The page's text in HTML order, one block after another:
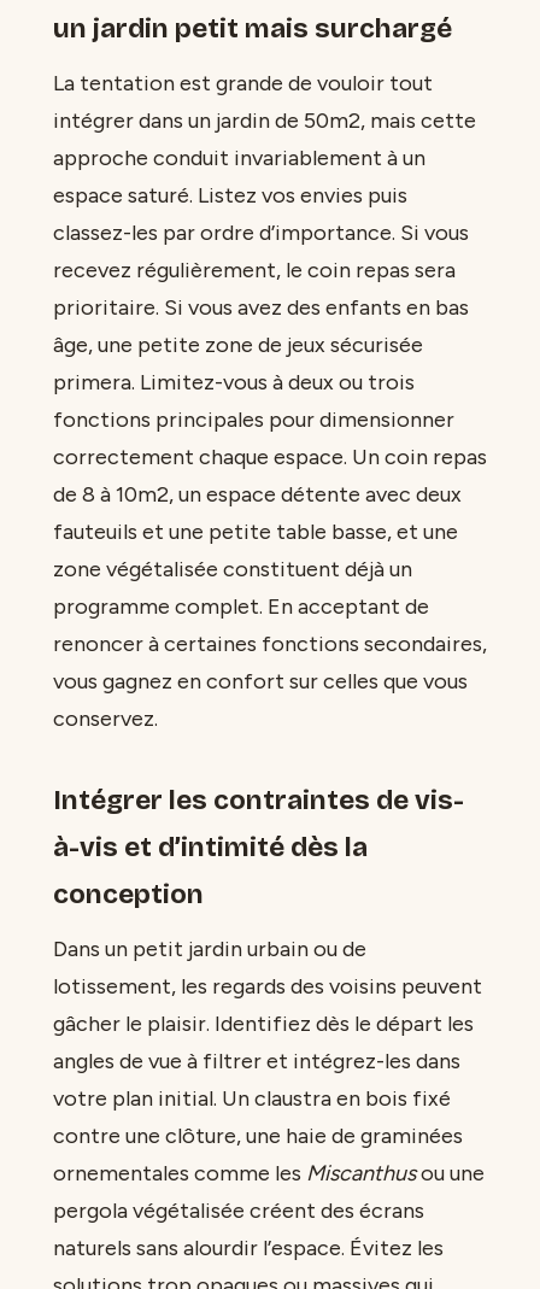
un jardin petit mais surchargé
La tentation est grande de vouloir tout
intégrer dans un jardin de 50m2, mais cette
approche conduit invariablement à un
espace saturé. Listez vos envies puis
classez-les par ordre d’importance. Si vous
recevez régulièrement, le coin repas sera
prioritaire. Si vous avez des enfants en bas
âge, une petite zone de jeux sécurisée
primera. Limitez-vous à deux ou trois
fonctions principales pour dimensionner
correctement chaque espace. Un coin repas
de 8 à 10m2, un espace détente avec deux
fauteuils et une petite table basse, et une
zone végétalisée constituent déjà un
programme complet. En acceptant de
renoncer à certaines fonctions secondaires,
vous gagnez en confort sur celles que vous
conservez.
Intégrer les contraintes de vis-
à-vis et d’intimité dès la
conception
Dans un petit jardin urbain ou de
lotissement, les regards des voisins peuvent
gâcher le plaisir. Identifiez dès le départ les
angles de vue à filtrer et intégrez-les dans
votre plan initial. Un claustra en bois fixé
contre une clôture, une haie de graminées
ornementales comme les Miscanthusou une
pergola végétalisée créent des écrans
naturels sans alourdir l’espace. Évitez les